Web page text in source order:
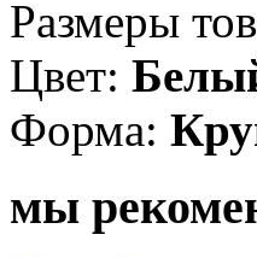
Размеры
Цвет:
Форма:
мы